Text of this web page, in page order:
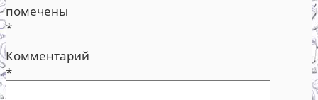
помечены
*
Комментарий
*